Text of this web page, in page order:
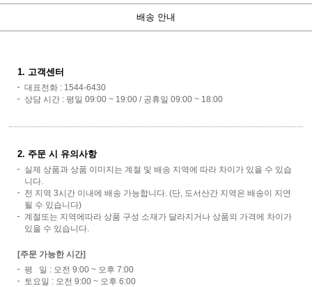
배송 안내
1. 고객센터
대표전화 : 1544-6430
상담 시간 : 평일 09:00 ~ 19:00 / 공휴일 09:00 ~ 18:00
2. 주문 시 유의사항
실제 상품과 상품 이미지는 계절 및 배송 지역에 따라 차이가 있을 수 있습
니다.
전 지역 3시간 이내에 배송 가능합니다. (단, 도서산간 지역은 배송이 지연
될 수 있습니다)
계절또는 지역에따라 상품 구성 소재가 달라지거나 상품의 가격에 차이가
있을 수 있습니다.
[주문 가능한 시간]
평 일 : 오전 9:00 ~ 오후 7:00
토요일 : 오전 9:00 ~ 오후 6:00